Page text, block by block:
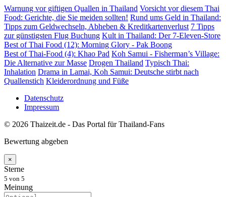
Warnung vor giftigen Quallen in Thailand Vorsicht vor diesem Thai
Food: Gerichte, die Sie meiden sollten! Rund ums Geld in Thailand:
Tipps zum Geldwechseln, Abheben & Kreditkartenverlust 7 Tipps
zur günstigsten Flug Buchung Kult in Thailand: Der 7-Eleven-Store
Best of Thai Food (12): Morning Glory - Pak Boong
Best of Thai-Food (4): Khao Pad Koh Samui - Fisherman’s Village:
Die Alternative zur Masse Drogen Thailand Typisch Thai:
Inhalation Drama in Lamai, Koh Samui: Deutsche stirbt nach
Quallenstich Kleiderordnung und Füße
Datenschutz
Impressum
© 2026 Thaizeit.de - Das Portal für Thailand-Fans
Bewertung abgeben
×
Sterne
5 von 5
Meinung